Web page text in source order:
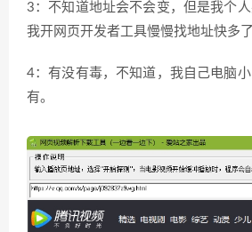
3：不知道地址会不会变，但是我个
我开网页开发者工具慢慢找地址快多了
4：有没有毒，不知道，我自己电脑
有。